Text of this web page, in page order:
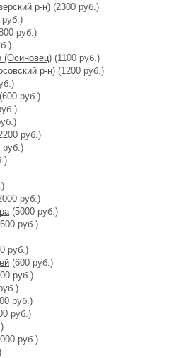
р-н) (2300 руб.)
руб.)
руб.)
(Осиновец) (1100 руб.)
р-н) (1200 руб.)
(600 руб.)
руб.)
руб.)
руб.)
(5000 руб.)
руб.)
руб.)
(600 руб.)
руб.)
руб.)
руб.)
руб.)